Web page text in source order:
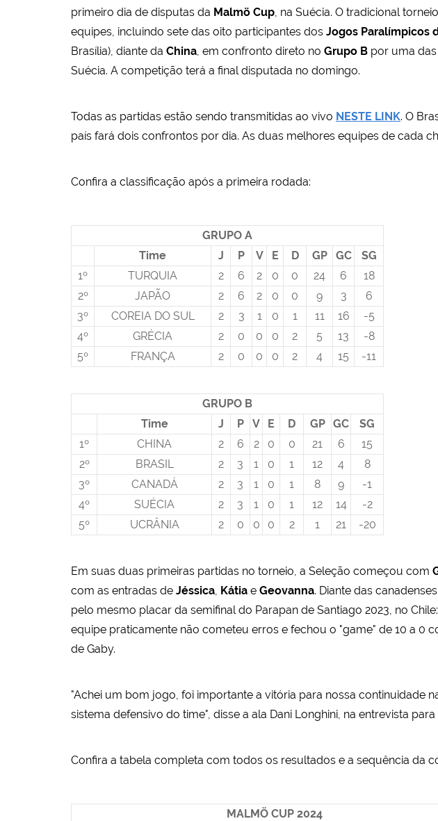
primeiro dia de disputas da Malmö Cup, na Suécia. O tradicional
equipes, incluindo sete das oito participantes dos Jogos Paralímpicos
Brasília), diante da China, em confronto direto no Grupo B por uma
Suécia. A competição terá a final disputada no domingo.
Todas as partidas estão sendo transmitidas ao vivo NESTE LINK. O
país fará dois confrontos por dia. As duas melhores equipes de cada
Confira a classificação após a primeira rodada:
GRUPO A
Time
J P V E D GP GC
SG
1º
TURQUIA 2 6 2 0 0 24 6
18
2º
JAPÃO 2 6 2 0 0 9 3
6
3º
COREIA DO SUL 2 3 1 0 1 11 16
-5
4º
GRÉCIA 2 0 0 0 2 5 13
-8
5º
FRANÇA 2 0 0 0 2 4 15 -11
GRUPO B
Time
J P V E D GP GC
SG
1º
CHINA 2 6 2 0 0 21 6
15
2º
BRASIL 2 3 1 0 1 12 4
8
3º
CANADÁ 2 3 1 0 1 8 9
-1
4º
SUÉCIA 2 3 1 0 1 12 14
-2
5º
UCRÂNIA 2 0 0 0 2 1 21 -20
Em suas duas primeiras partidas no torneio, a Seleção começou com
com as entradas de Jéssica, Kátia e Geovanna. Diante das
pelo mesmo placar da semifinal do Parapan de Santiago 2023, no
equipe praticamente não cometeu erros e fechou o "game" de 10 a 0
de Gaby.
"Achei um bom jogo, foi importante a vitória para nossa continuidade
sistema defensivo do time", disse a ala Dani Longhini, na entrevista
Confira a tabela completa com todos os resultados e a sequência da
MALMÖ CUP 2024